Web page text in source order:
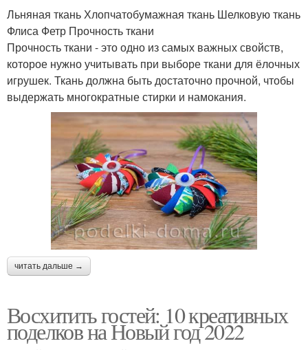
Льняная ткань Хлопчатобумажная ткань Шелковую ткань
Флиса Фетр Прочность ткани
Прочность ткани - это одно из самых важных свойств,
которое нужно учитывать при выборе ткани для ёлочных
игрушек. Ткань должна быть достаточно прочной, чтобы
выдержать многократные стирки и намокания.
читать дальше →
Восхитить гостей: 10 креативных
поделков на Новый год 2022